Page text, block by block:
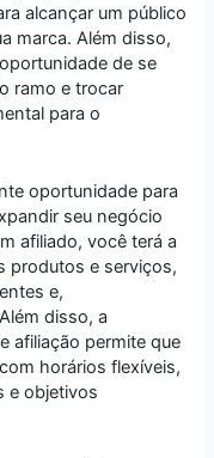
alcançar um público
marca. Além disso,
de se
ramo e trocar
para o
oportunidade para
seu negócio
afiliado, você terá a
produtos e serviços,
e,
disso, a
afiliação permite que
horários flexíveis,
e objetivos